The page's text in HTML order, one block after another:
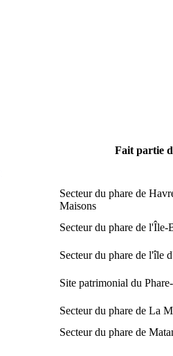
Fait partie
Secteur du phare de
Maisons
Secteur du phare de l'Île-
Secteur du phare de l'île
Site patrimonial du
Secteur du phare de La
Secteur du phare de